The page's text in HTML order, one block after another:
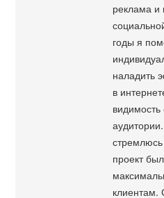
реклама и
годы я
наладить
в
проект
клиентам.